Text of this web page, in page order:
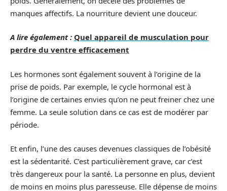
manques affectifs. La nourriture devient une douceur.
A lire également : Quel appareil de musculation pour
perdre du ventre efficacement
Les hormones sont également souvent à l’origine de la
prise de poids. Par exemple, le cycle hormonal est à
l’origine de certaines envies qu’on ne peut freiner chez une
femme. La seule solution dans ce cas est de modérer par
période.
Et enfin, l’une des causes devenues classiques de l’obésité
est la sédentarité. C’est particulièrement grave, car c’est
très dangereux pour la santé. La personne en plus, devient
de moins en moins plus paresseuse. Elle dépense de moins